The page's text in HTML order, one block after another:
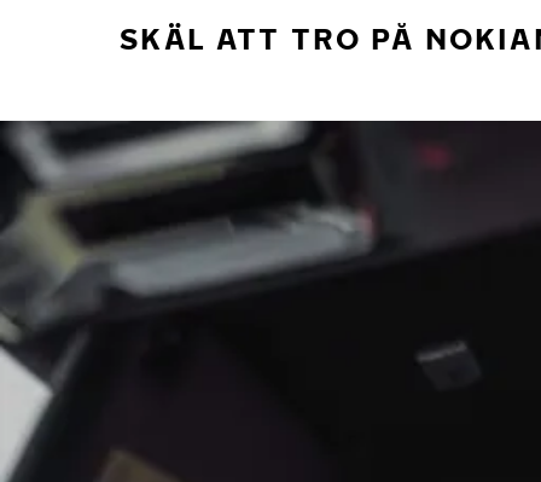
SKÄL ATT TRO PÅ